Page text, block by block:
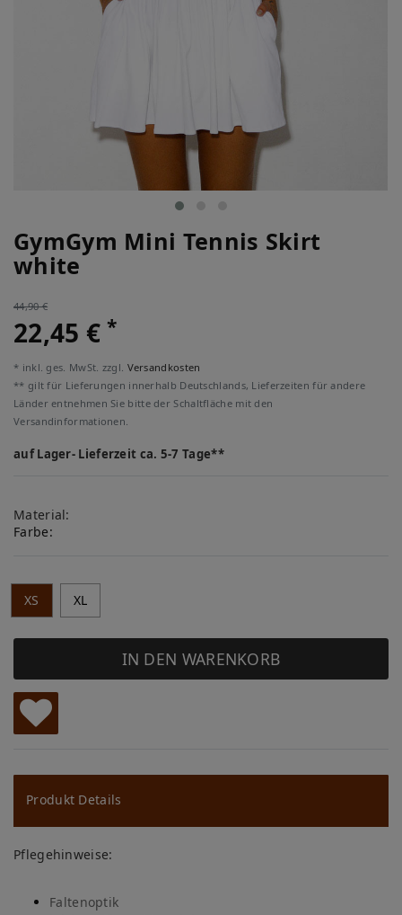
GymGym Mini Tennis Skirt
white
44,90 €
22,45 €*
* inkl. ges. MwSt. zzgl. Versandkosten
** gilt für Lieferungen innerhalb Deutschlands, Lieferzeiten für andere
Länder entnehmen Sie bitte der Schaltfläche mit den
Versandinformationen.
auf Lager- Lieferzeit ca. 5-7 Tage**
Material:
Farbe:
XS XL
IN DEN WARENKORB
W
u
ns
ch
lis
Produkt Details
Pflegehinweise:
Faltenoptik